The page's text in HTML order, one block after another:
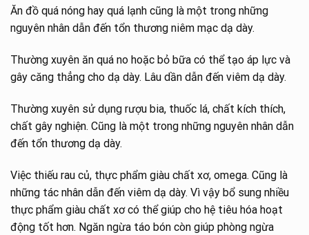
Ăn đồ quá nóng hay quá lạnh cũng là một trong những
nguyên nhân dẫn đến tổn thương niêm mạc dạ dày.
Thường xuyên ăn quá no hoặc bỏ bữa có thể tạo áp lực và
gây căng thẳng cho dạ dày. Lâu dần dẫn đến viêm dạ dày.
Thường xuyên sử dụng rượu bia, thuốc lá, chất kích thích,
chất gây nghiện. Cũng là một trong những nguyên nhân dẫn
đến tổn thương dạ dày.
Việc thiếu rau củ, thực phẩm giàu chất xơ, omega. Cũng là
những tác nhân dẫn đến viêm dạ dày. Vì vậy bổ sung nhiều
thực phẩm giàu chất xơ có thể giúp cho hệ tiêu hóa hoạt
động tốt hơn. Ngăn ngừa táo bón còn giúp phòng ngừa